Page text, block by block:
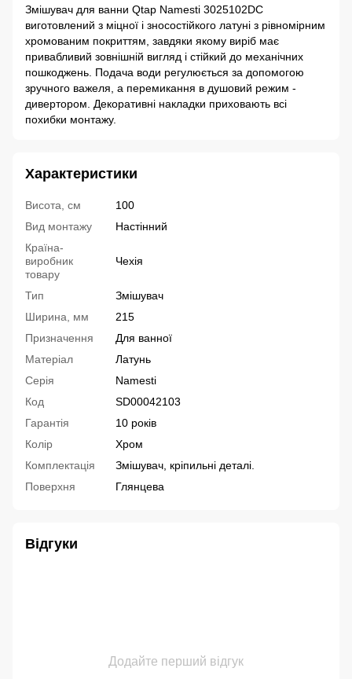
Змішувач для ванни Qtap Namesti 3025102DC
виготовлений з міцної і зносостійкого латуні з рівномірним
хромованим покриттям, завдяки якому виріб має
привабливий зовнішній вигляд і стійкий до механічних
пошкоджень. Подача води регулюється за допомогою
зручного важеля, а перемикання в душовий режим -
дивертором. Декоративні накладки приховають всі
похибки монтажу.
Характеристики
Висота, см
100
Вид монтажу
Настінний
Країна-
виробник
товару
Чехія
Тип
Змішувач
Ширина, мм
215
Призначення
Для ванної
Матеріал
Латунь
Серія
Namesti
Код
SD00042103
Гарантія
10 років
Колір
Хром
Комплектація
Змішувач, кріпильні деталі.
Поверхня
Глянцева
Відгуки
Додайте перший відгук